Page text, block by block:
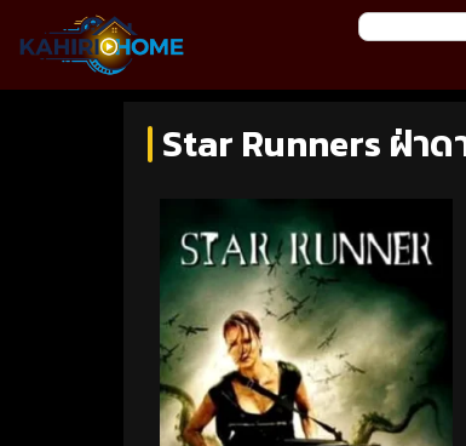
Star Runners ฝ่า